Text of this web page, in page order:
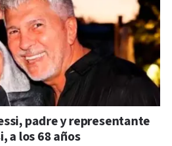
padre y representante
a los 68 años